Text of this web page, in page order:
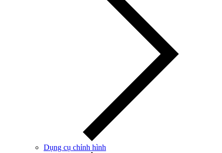
Dụng cụ chỉnh hình